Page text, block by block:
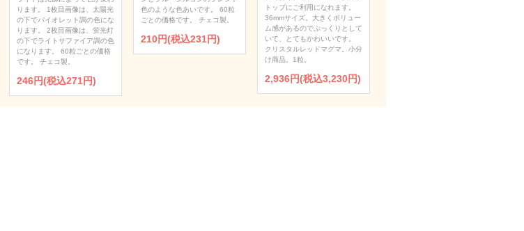
ります。 1枚目画像は、太陽光
の下でバイオレット調の色にな
ります。 2枚目画像は、蛍光灯
の下でライトサファイア調の色
になります。 60粒ごとの価格
です。 チェコ製。
246円(税込271円)
色のような色あいです。 60粒
ごとの価格です。 チェコ製。
210円(税込231円)
トップにご利用になれます。
36mmサイズ。大きくボリュー
ム感があるのでぷっくりとして
いて、とてもかわいいです。
クリスタルレッドマグマ。小分
け商品。1粒。
2,936円(税込3,230円)